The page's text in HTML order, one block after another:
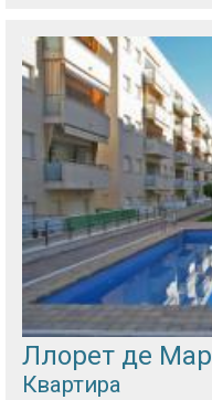
Ллорет де Мар
Квартира